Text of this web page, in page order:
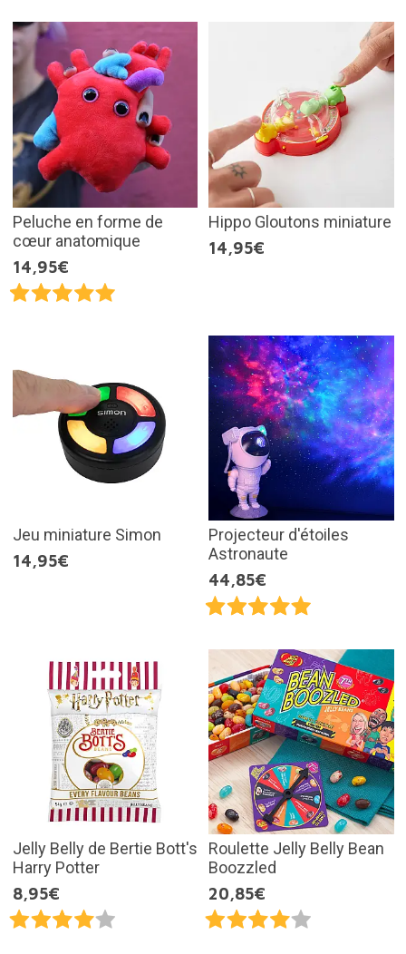
Peluche en forme de
cœur anatomique
14,95€
Hippo Gloutons miniature
14,95€
Jeu miniature Simon
14,95€
Projecteur d'étoiles
Astronaute
44,85€
Jelly Belly de Bertie Bott's
Harry Potter
8,95€
Roulette Jelly Belly Bean
Boozzled
20,85€